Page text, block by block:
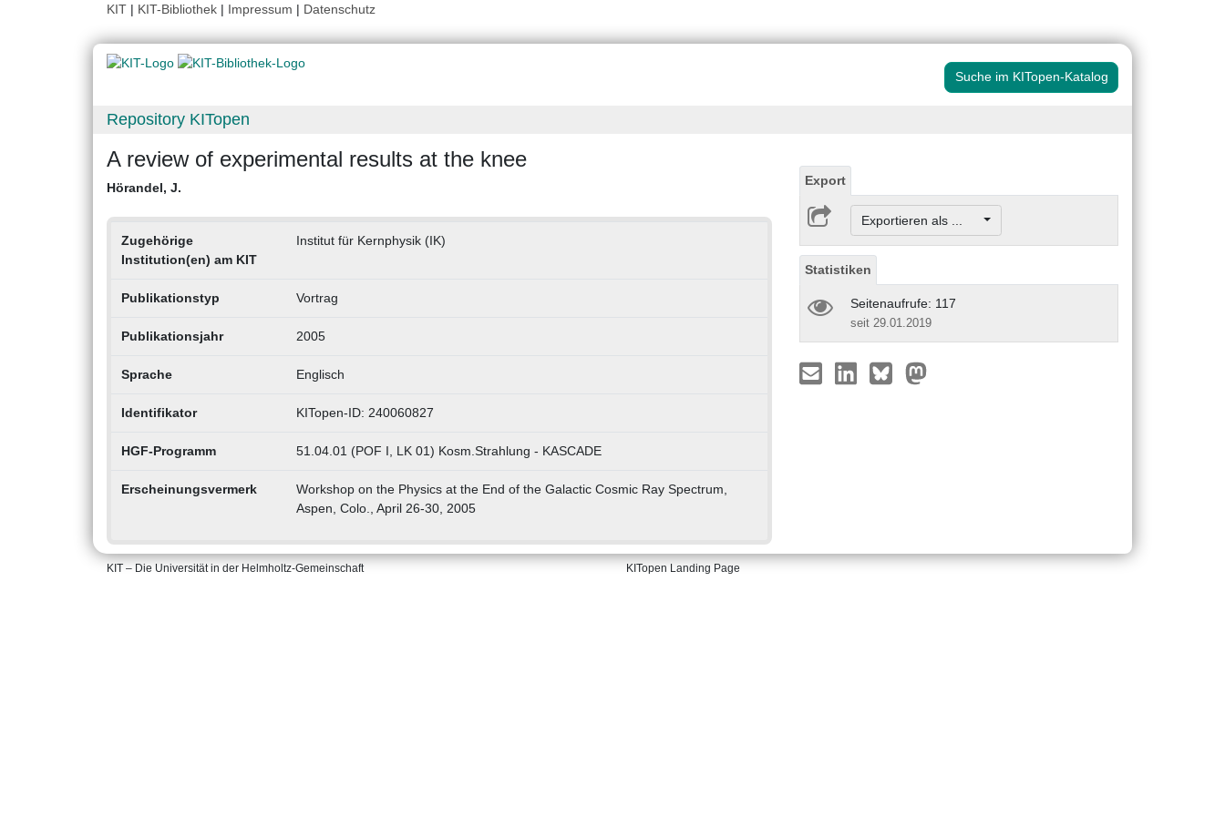
KIT | KIT-Bibliothek | Impressum | Datenschutz
Suche im KITopen-Katalog
Repository KITopen
A review of experimental results at the knee
Hörandel, J.
Zugehörige
Institution(en) am KIT
Institut für Kernphysik (IK)
Publikationstyp Vortrag
Publikationsjahr 2005
Sprache Englisch
Identifikator KITopen-ID: 240060827
HGF-Programm 51.04.01 (POF I, LK 01) Kosm.Strahlung - KASCADE
Erscheinungsvermerk
Workshop on the Physics at the End of the Galactic Cosmic Ray Spectrum,
Aspen, Colo., April 26-30, 2005
Export
Exportieren als ...
Statistiken
Seitenaufrufe: 117
seit 29.01.2019
KIT – Die Universität in der Helmholtz-Gemeinschaft KITopen Landing Page